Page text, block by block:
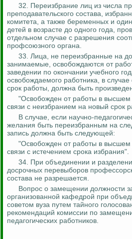
32. Переизбрание лиц из числа
преподавательского состава,
комитета, а также беременных и
детей в возрасте до одного года,
отдельном случае с разрешения
профсоюзного органа.
33. Лица, не переизбранные на
занимаемые, освобождаются от
заведении по окончании учебного
освобождаемого работника, в случае
срок работы, должна быть
"Освобожден от работы в высшем
связи с неизбранием на новый срок
В случае, если научно-
желания быть переизбранным на
запись должна быть следующей:
"Освобожден от работы в высшем
связи с истечением срока избрания".
34. При объединении и
досрочных перевыборов
состава не разрешается.
Вопрос о замещении должности
организованной кафедрой при
советом вуза путем тайного
рекомендаций комиссии по
педагогических работников.